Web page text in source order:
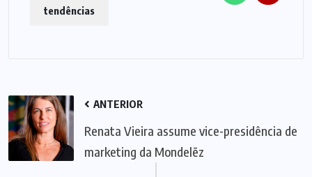
tendências
ANTERIOR
Renata Vieira assume vice-presidência de
marketing da Mondelēz